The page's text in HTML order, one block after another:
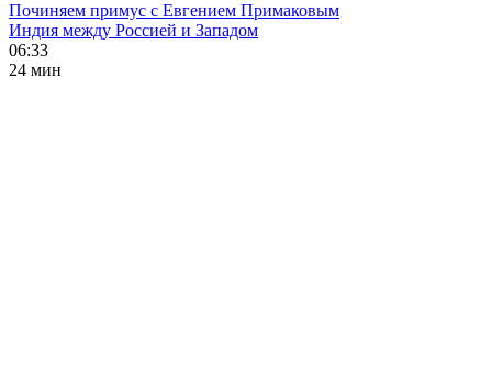
Починяем примус с Евгением Примаковым
Индия между Россией и Западом
06:33
24 мин